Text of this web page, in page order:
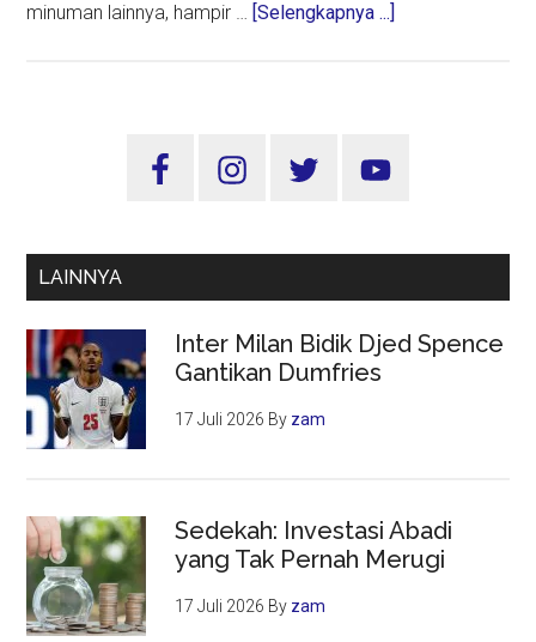
minuman lainnya, hampir … [Selengkapnya ...]
Peran
Sidebar
LAINNYA
Inter Milan Bidik Djed Spence
Gantikan Dumfries
17 Juli 2026 By zam
Sedekah: Investasi Abadi
yang Tak Pernah Merugi
17 Juli 2026 By zam